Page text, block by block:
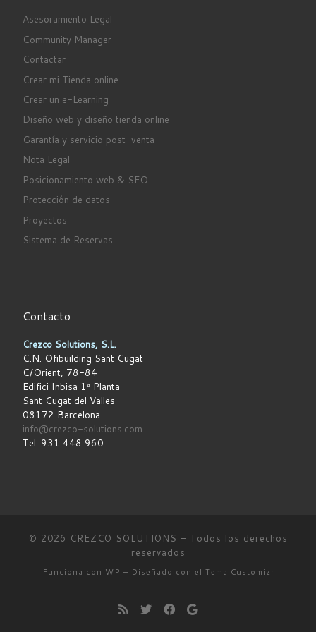
Asesoramiento Legal
Community Manager
Contactar
Crear mi Tienda online
Crear un e-Learning
Diseño web y diseño tienda online
Garantía y servicio post-venta
Nota Legal
Posicionamiento web & SEO
Protección de datos
Proyectos
Sistema de Reservas
Contacto
Crezco Solutions, S.L.
C.N. Ofibuilding Sant Cugat
C/Orient, 78-84
Edifici Inbisa 1ª Planta
Sant Cugat del Valles
08172 Barcelona.
info@crezco-solutions.com
Tel. 931 448 960
© 2026 CREZCO SOLUTIONS – Todos los derechos
reservados
Funciona con WP – Diseñado con el Tema Customizr